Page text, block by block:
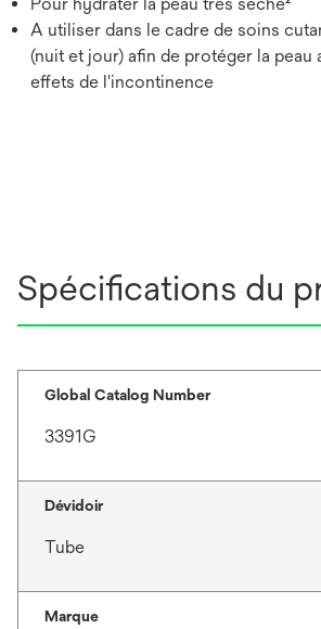
A utiliser dans le cadre de soins
(nuit et jour) afin de protéger la peau
effets de l'incontinence
Spécifications du
Global Catalog Number
3391G
Dévidoir
Tube
Marque